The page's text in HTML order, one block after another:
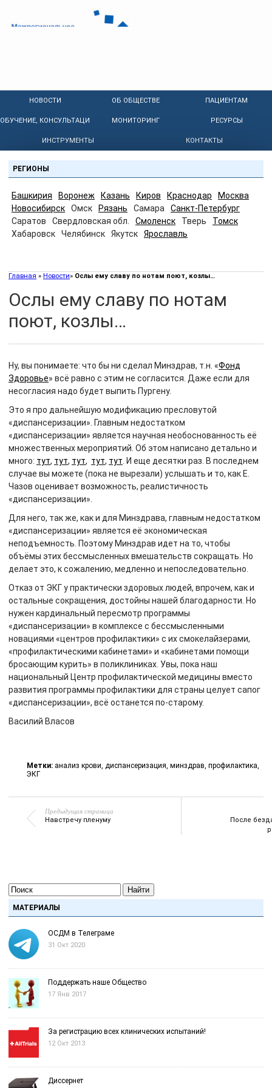
НОВОСТИ ОБ ОБЩЕСТВЕ ПАЦИЕНТАМ
ОБУЧЕНИЕ, КОНСУЛЬТАЦИИ МОНИТОРИНГ РЕСУРСЫ
ИНСТРУМЕНТЫ КОНТАКТЫ
РЕГИОНЫ
Башкирия Воронеж Казань Киров Краснодар
Москва
Новосибирск
Омск Рязань Самара
Санкт-Петербург
Саратов
Свердловская обл. Смоленск Тверь
Томск
Хабаровск
Челябинск Якутск Ярославль
Главная » Новости» Ослы ему славу по нотам поют, козлы…
Ослы ему славу по нотам
поют, козлы…
Ну, вы понимаете: что бы ни сделал Минздрав, т.н. «Фонд
Здоровье» всё равно с этим не согласится. Даже если для
несогласия надо будет выпить Пургену.
Это я про дальнейшую модификацию пресловутой
«диспансеризации». Главным недостатком
«диспансеризации» является научная необоснованность её
множественных мероприятий. Об этом написано детально и
много: тут, тут, тут, тут, тут . И еще десятки раз. В последнем
случае вы можете (пока не вырезали) услышать и то, как Е.
Чазов оценивает возможность, реалистичность
«диспансеризации».
Для него, так же, как и для Минздрава, главным недостатком
«диспансеризации» является её экономическая
неподъемность. Поэтому Минздрав идет на то, чтобы
объёмы этих бессмысленных вмешательств сокращать. Но
делает это, к сожалению, медленно и непоследовательно.
Отказ от ЭКГ у практически здоровых людей, впрочем, как и
остальные сокращения, достойны нашей благодарности. Но
нужен кардинальный пересмотр программы
«диспансеризации» в комплексе с бессмысленными
новациями «центров профилактики» с их смокелайзерами,
«профилактическими кабинетами» и «кабинетами помощи
бросающим курить» в поликлиниках. Увы, пока наш
национальный Центр профилактической медицины вместо
развития программы профилактики для страны целует сапог
«диспансеризации», всё останется по-старому.
Василий Власов
Метки: анализ крови, диспансеризация, минздрав, профилактика,
ЭКГ
Предыдущая страница
Навстречу пленуму
После
Найти
МАТЕРИАЛЫ
ОСДМ в Телеграме
31 Окт 2020
Поддержать наше Общество
17 Янв 2017
За регистрацию всех клинических испытаний!
12 Окт 2013
Диссернет